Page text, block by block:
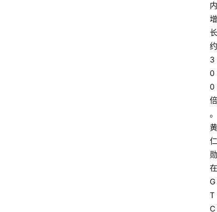
内
增
长
约
3
0
0
倍
。
黄
仁
勋
在
G
T
C